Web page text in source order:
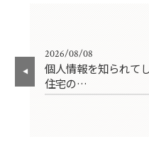
2026/08/08
個人情報を知られて
住宅の…